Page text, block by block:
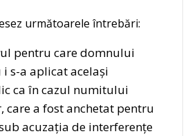
următoarele întrebări:
pentru care domnului
s-a aplicat același
ca în cazul numitului
care a fost anchetat pentru
acuzația de interferențe